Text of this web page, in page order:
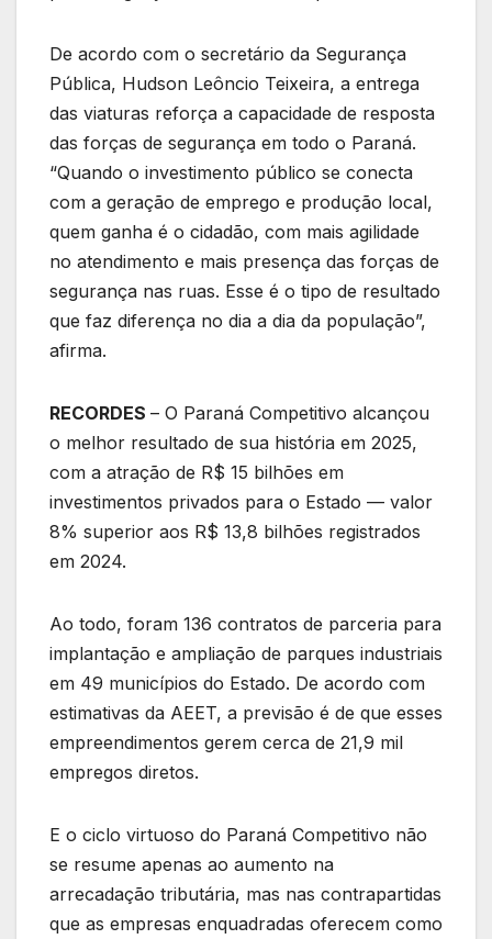
De acordo com o secretário da Segurança
Pública, Hudson Leôncio Teixeira, a entrega
das viaturas reforça a capacidade de resposta
das forças de segurança em todo o Paraná.
“Quando o investimento público se conecta
com a geração de emprego e produção local,
quem ganha é o cidadão, com mais agilidade
no atendimento e mais presença das forças de
segurança nas ruas. Esse é o tipo de resultado
que faz diferença no dia a dia da população”,
afirma.
RECORDES – O Paraná Competitivo alcançou
o melhor resultado de sua história em 2025,
com a atração de R$ 15 bilhões em
investimentos privados para o Estado — valor
8% superior aos R$ 13,8 bilhões registrados
em 2024.
Ao todo, foram 136 contratos de parceria para
implantação e ampliação de parques industriais
em 49 municípios do Estado. De acordo com
estimativas da AEET, a previsão é de que esses
empreendimentos gerem cerca de 21,9 mil
empregos diretos.
E o ciclo virtuoso do Paraná Competitivo não
se resume apenas ao aumento na
arrecadação tributária, mas nas contrapartidas
que as empresas enquadradas oferecem como